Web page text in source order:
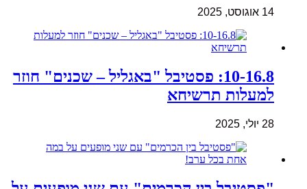
14 אוגוסט, 2025
10-16.8: פסטיבל "באגליל – שכנים" חוזר
למעלות תרשיחא
28 יולי, 2025